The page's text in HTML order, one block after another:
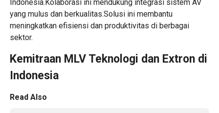
Indonesia.Kolaborasi ini mendukung integrasi sistem AV
yang mulus dan berkualitas.Solusi ini membantu
meningkatkan efisiensi dan produktivitas di berbagai
sektor.
Kemitraan MLV Teknologi dan Extron di
Indonesia
Read Also